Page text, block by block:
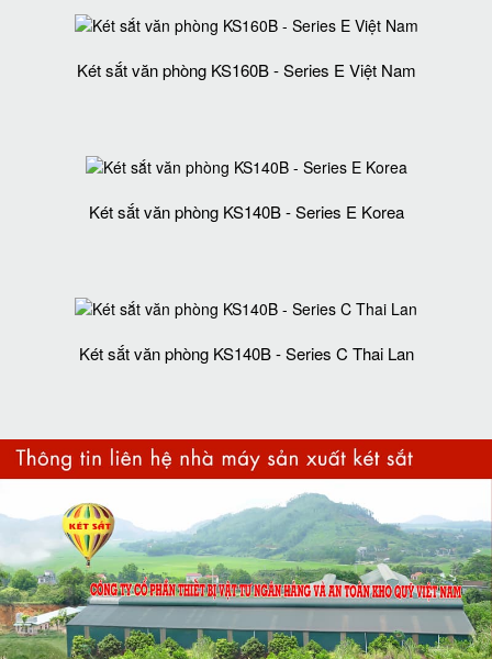
Két sắt văn phòng KS160B - Series E Việt Nam
Két sắt văn phòng KS140B - Series E Korea
Két sắt văn phòng KS140B - Series C Thai Lan